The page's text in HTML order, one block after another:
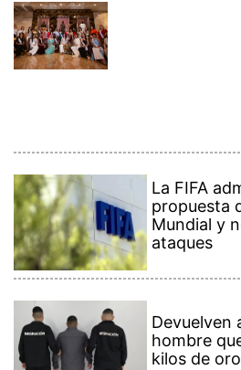
La FIFA
propuesta
Mundial y
ataques
Devuelven
hombre
kilos de